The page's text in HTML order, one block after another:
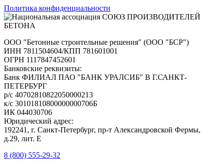
Политика конфиденциальности
ООО "Бетонные строительные решения" (ООО "БСР")
ИНН 7811504604/КПП 781601001
ОГРН 1117847452601
Банковские реквизиты:
Банк ФИЛИАЛ ПАО "БАНК УРАЛСИБ" В Г.САНКТ-
ПЕТЕРБУРГ
р/с 40702810822050000213
к/с 30101810800000000706Б
ИК 044030706
Юридический адрес:
192241, г. Санкт-Петербург, пр-т Александровской Фермы,
д.29, лит. Е
8 (800) 555-29-32